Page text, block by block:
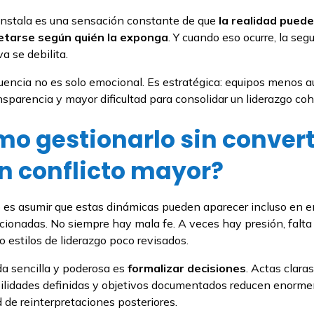
es una sensación constante de que la realidad puede
según quién la exponga. Y cuando eso ocurre, la
se debilita.
no es solo emocional. Es estratégica: equipos menos
y mayor dificultad para consolidar un liderazgo
gestionarlo sin
conflicto mayor?
asumir que estas dinámicas pueden aparecer incluso en
No siempre hay mala fe. A veces hay presión, falta
estilos de liderazgo poco revisados.
sencilla y poderosa es formalizar decisiones. Actas
definidas y objetivos documentados reducen
de reinterpretaciones posteriores.